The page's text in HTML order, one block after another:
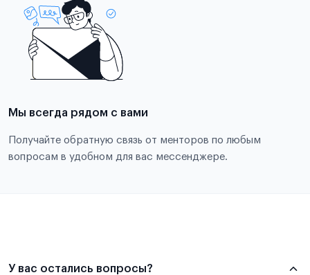
Мы всегда рядом с вами
Получайте обратную связь от менторов по любым
вопросам в удобном для вас мессенджере.
У вас остались вопросы?